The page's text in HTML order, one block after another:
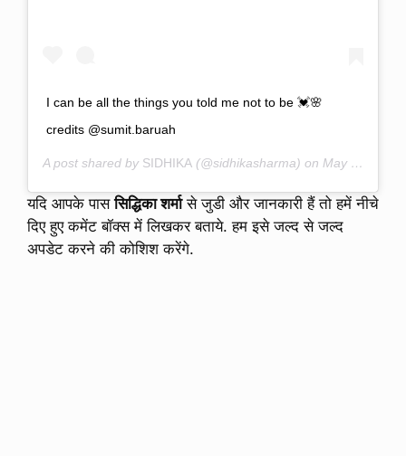
I can be all the things you told me not to be 💓🌸
credits @sumit.baruah
A post shared by SIDHIKA (@sidhikasharma) on May 26, 2020 at 1:43am PDT
यदि आपके पाससिद्धिका शर्मासे जुडी और जानकारी हैं तो हमें नीचे
दिए हुए कमेंट बॉक्स में लिखकर बताये. हम इसे जल्द से जल्द
अपडेट करने की कोशिश करेंगे.